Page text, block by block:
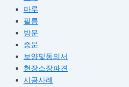
마루
필름
방문
중문
보양및동의서
현장소장파견
시공사례